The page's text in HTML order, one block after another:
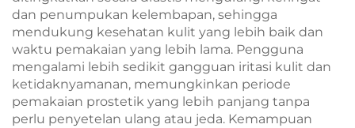
dan penumpukan kelembapan, sehingga
mendukung kesehatan kulit yang lebih baik dan
waktu pemakaian yang lebih lama. Pengguna
mengalami lebih sedikit gangguan iritasi kulit dan
ketidaknyamanan, memungkinkan periode
pemakaian prostetik yang lebih panjang tanpa
perlu penyetelan ulang atau jeda. Kemampuan